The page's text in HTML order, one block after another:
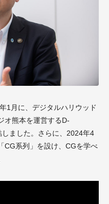
1月に、デジタルハリウッド
オ熊本を運営するD-
ました。さらに、2024年4
CG系列」を設け、CGを学べ